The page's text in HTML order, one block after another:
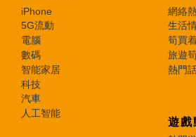
iPhone
5G流動
電腦
數碼
智能家居
科技
汽車
人工智能
網絡
生活
筍買
旅遊
熱門
遊戲